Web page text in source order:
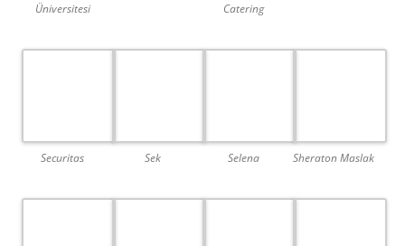
Üniversitesi
Catering
Securitas Sek Selena Sheraton Maslak